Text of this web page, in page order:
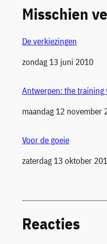
Misschien
De verkiezingen
Datum
zondag 13 juni 2010
Antwerpen: the training
Datum
maandag 12 november
Voor de goeie
Datum
zaterdag 13 oktober
Reacties